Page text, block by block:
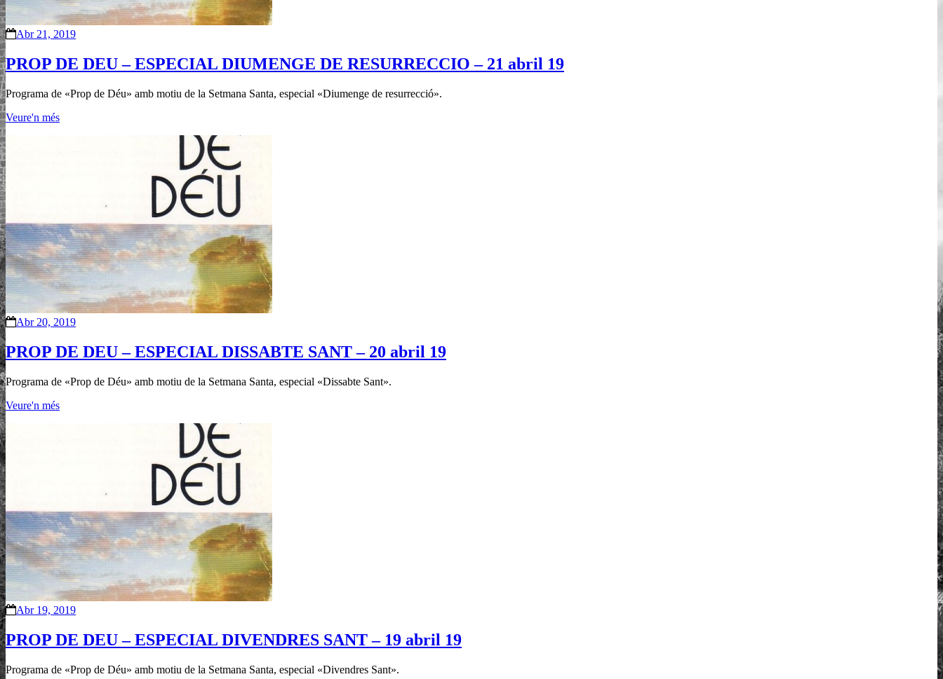
Abr 21, 2019
PROP DE DEU – ESPECIAL DIUMENGE DE RESURRECCIO – 21 abril 19
Programa de «Prop de Déu» amb motiu de la Setmana Santa, especial «Diumenge de resurrecció».
Veure'n més
Abr 20, 2019
PROP DE DEU – ESPECIAL DISSABTE SANT – 20 abril 19
Programa de «Prop de Déu» amb motiu de la Setmana Santa, especial «Dissabte Sant».
Veure'n més
Abr 19, 2019
PROP DE DEU – ESPECIAL DIVENDRES SANT – 19 abril 19
Programa de «Prop de Déu» amb motiu de la Setmana Santa, especial «Divendres Sant».